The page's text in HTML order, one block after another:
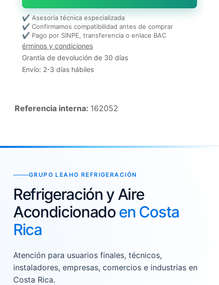
✔ Asesoría técnica especializada
✔ Confirmamos compatibilidad antes de comprar
✔ Pago por SINPE, transferencia o enlace BAC
érminos y condiciones
Grantía de devolución de 30 días
Envío: 2-3 días hábiles
Referencia interna: 162052
GRUPO LEAHO REFRIGERACIÓN
Refrigeración y Aire
Acondicionadoen Costa
Rica
Atención para usuarios finales, técnicos,
instaladores, empresas, comercios e industrias en
Costa Rica.